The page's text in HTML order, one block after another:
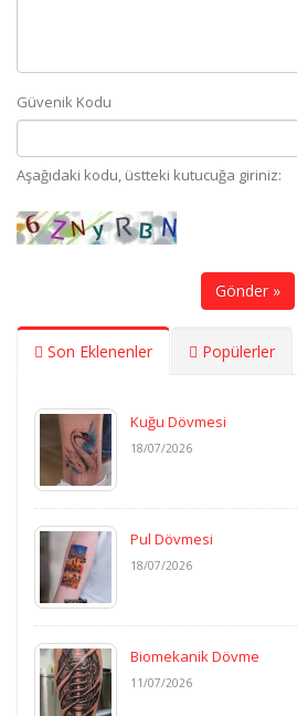
Güvenik Kodu
Aşağıdaki kodu, üstteki kutucuğa giriniz:
Gönder »
Son Eklenenler Popülerler
Kuğu Dövmesi
18/07/2026
Pul Dövmesi
18/07/2026
Biomekanik Dövme
11/07/2026